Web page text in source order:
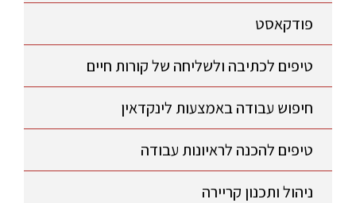
פודקאסט
טיפים לכתיבה ולשליחה של קורות חיים
חיפוש עבודה באמצעות לינקדאין
טיפים להכנה לראיונות עבודה
ניהול ותכנון קריירה